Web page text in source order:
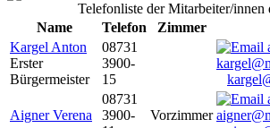
Telefonliste der Mitarbeiter/innen
Name
Telefon Zimmer
Kargel Anton
Erster
Bürgermeister
08731
3900-
15
Aigner Verena
08731
3900-
Vorzimmer